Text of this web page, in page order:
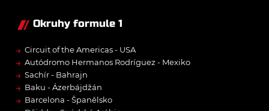
Okruhy formule 1
→ Circuit of the Americas - USA
→ Autódromo Hermanos Rodríguez - Mexiko
→ Sachír - Bahrajn
→ Baku - Ázerbájdžán
→ Barcelona - Španělsko